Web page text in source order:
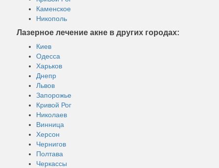
Каменское
Никополь
Лазерное лечение акне в других городах:
Киев
Одесса
Харьков
Днепр
Львов
Запорожье
Кривой Рог
Николаев
Винница
Херсон
Чернигов
Полтава
Черкассы